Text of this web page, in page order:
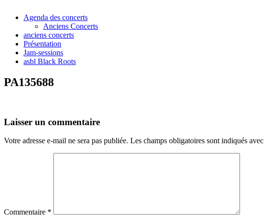
Agenda des concerts
Anciens Concerts
anciens concerts
Présentation
Jam-sessions
asbl Black Roots
PA135688
Laisser un commentaire
Votre adresse e-mail ne sera pas publiée. Les champs obligatoires sont indiqués avec
Commentaire *